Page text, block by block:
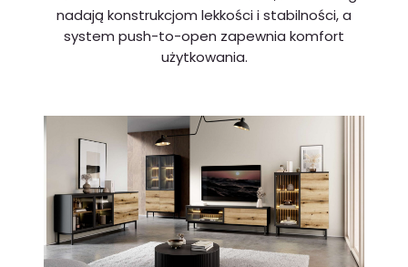
nadają konstrukcjom lekkości i stabilności, a
system push-to-open zapewnia komfort
użytkowania.